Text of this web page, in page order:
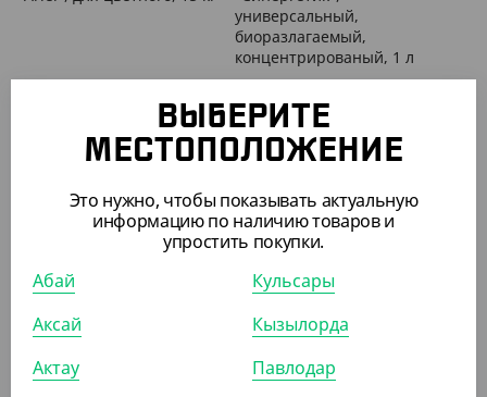
универсальный,
биоразлагаемый,
концентрированый, 1 л
ШТ КОР (15)
АРТ. 4201901
10 903.20 12 135.90
ВЫБЕРИТЕ
МЕСТОПОЛОЖЕНИЕ
Это нужно, чтобы показывать актуальную
информацию по наличию товаров и
упростить покупки.
Абай
Аксай
Актау
Кульсары
Кызылорда
Павлодар